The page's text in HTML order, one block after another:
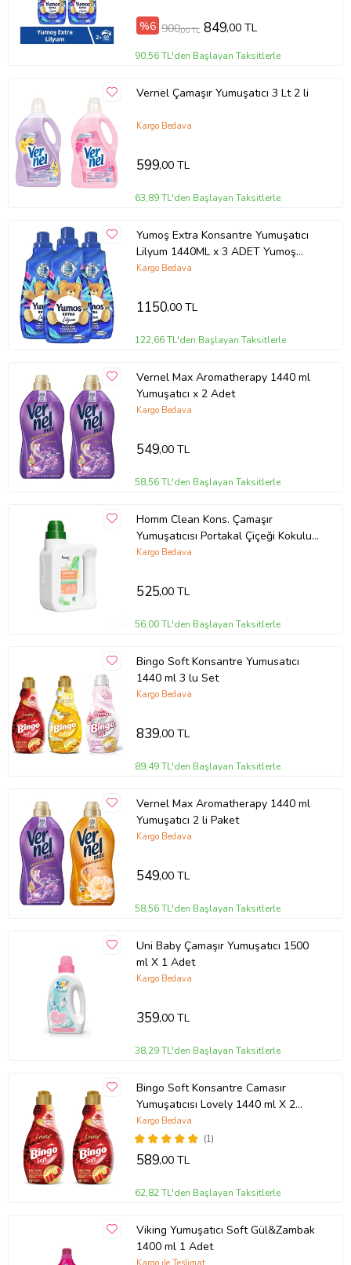
%6 900,00 TL 849,00 TL
90,56 TL'den Başlayan Taksitlerle
Vernel Çamaşır Yumuşatıcı 3 Lt 2 li
Kargo Bedava
599,00 TL
63,89 TL'den Başlayan Taksitlerle
Yumoş Extra Konsantre Yumuşatıcı
Lilyum 1440ML x 3 ADET Yumoş
(Beyaz)
Kargo Bedava
1150,00 TL
122,66 TL'den Başlayan Taksitlerle
Vernel Max Aromatherapy 1440 ml
Yumuşatıcı x 2 Adet
Kargo Bedava
549,00 TL
58,56 TL'den Başlayan Taksitlerle
Homm Clean Kons. Çamaşır
Yumuşatıcısı Portakal Çiçeği Kokulu
1000 ml
Kargo Bedava
525,00 TL
56,00 TL'den Başlayan Taksitlerle
Bingo Soft Konsantre Yumusatıcı
1440 ml 3 lu Set
Kargo Bedava
839,00 TL
89,49 TL'den Başlayan Taksitlerle
Vernel Max Aromatherapy 1440 ml
Yumuşatıcı 2 li Paket
Kargo Bedava
549,00 TL
58,56 TL'den Başlayan Taksitlerle
Uni Baby Çamaşır Yumuşatıcı 1500
ml X 1 Adet
Kargo Bedava
359,00 TL
38,29 TL'den Başlayan Taksitlerle
Bingo Soft Konsantre Camasır
Yumuşatıcısı Lovely 1440 ml X 2
Adet
(1)
Kargo Bedava
589,00 TL
62,82 TL'den Başlayan Taksitlerle
Viking Yumuşatıcı Soft Gül&Zambak
1400 ml 1 Adet